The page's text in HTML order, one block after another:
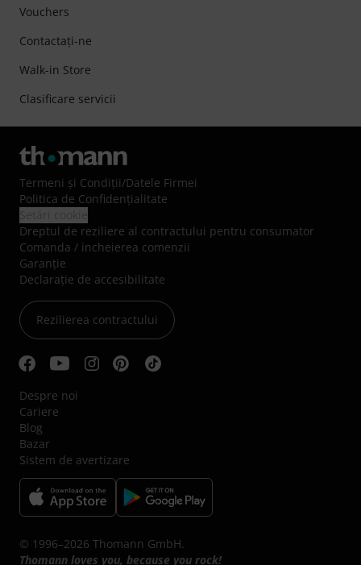
Vouchers
Contactaţi-ne
Walk-in Store
Clasificare servicii
Termeni şi Condiţii/Datele Firmei
Politica de Confidenţialitate
Dreptul de reziliere al contractului pentru consumator
Comanda / incheierea comenzii
Garanție
Declarație de accesibilitate
Rezilierea contractului
Despre noi
Cariere
Blog
Bazar
Sistem de avertizare
© 1996–2026 Thomann GmbH.
Thomann loves you, because you rock!